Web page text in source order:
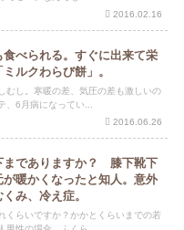
2016.02.16
べられる。すぐに出来て栄
ルクわらび餅」。
むし。寒暖の差、気圧の差も激しいの
、6月病になってい...
2016.06.26
までありますか？ 膝下靴下
暖かくなったと知人。意外
くみ、冷え症。
くらいですか？かかとくらいまでの若